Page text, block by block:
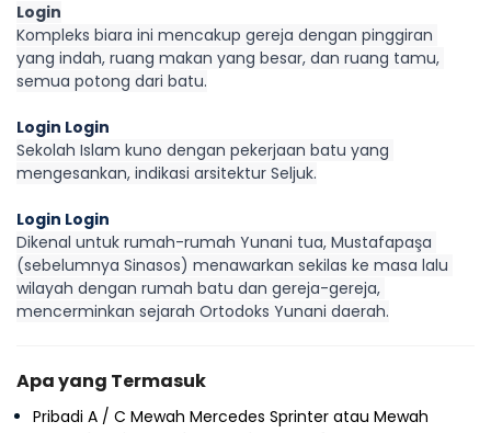
Login
Kompleks biara ini mencakup gereja dengan pinggiran
yang indah, ruang makan yang besar, dan ruang tamu,
semua potong dari batu.
Login Login
Sekolah Islam kuno dengan pekerjaan batu yang
mengesankan, indikasi arsitektur Seljuk.
Login Login
Dikenal untuk rumah-rumah Yunani tua, Mustafapaşa
(sebelumnya Sinasos) menawarkan sekilas ke masa lalu
wilayah dengan rumah batu dan gereja-gereja,
mencerminkan sejarah Ortodoks Yunani daerah.
Apa yang Termasuk
Pribadi A / C Mewah Mercedes Sprinter atau Mewah